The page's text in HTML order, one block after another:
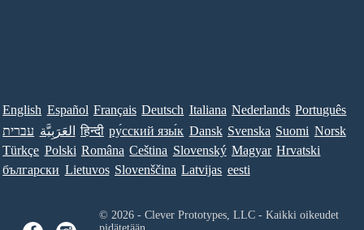
English Español Français Deutsch Italiana Nederlands Português
עברית العَرَبِيَّة हिन्दी ру́сский язы́к Dansk Svenska Suomi Norsk
Türkçe Polski Româna Ceština Slovenský Magyar Hrvatski
български Lietuvos Slovenščina Latvijas eesti
© 2026 - Clever Prototypes, LLC - Kaikki oikeudet